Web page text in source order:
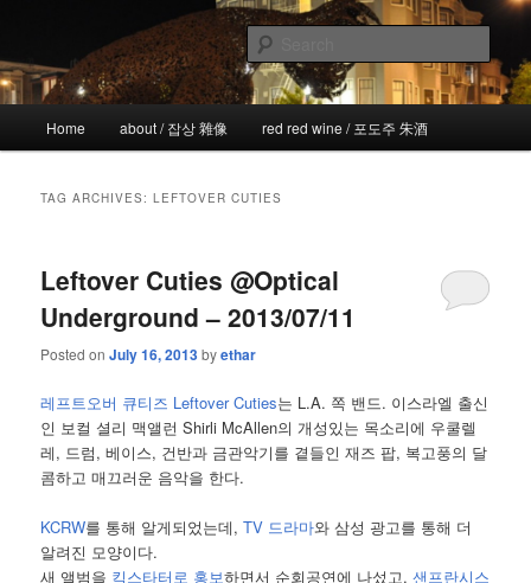
primary
content
secondary
content!wicked
the more I see the less I know
Home about / 잡상 雜像 red red wine / 포도주 朱酒
TAG ARCHIVES:LEFTOVER CUTIES
Leftover Cuties @Optical
Underground – 2013/07/11
Posted onJuly 16, 2013byethar
레프트오버 큐티즈 Leftover Cuties는 L.A. 쪽 밴드. 이스라엘 출신
인 보컬 셜리 맥앨런 Shirli McAllen의 개성있는 목소리에 우쿨렐
레, 드럼, 베이스, 건반과 금관악기를 곁들인 재즈 팝, 복고풍의 달
콤하고 매끄러운 음악을 한다.
KCRW를 통해 알게되었는데,TV 드라마와 삼성 광고를 통해 더
알려진 모양이다.
새 앨범을 킥스타터로 홍보하면서 순회공연에 나섰고,샌프란시스